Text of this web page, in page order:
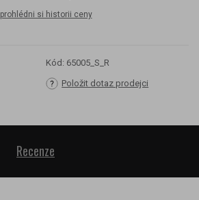
prohlédni si historii ceny
Kód: 65005_S_R
Položit dotaz prodejci
Recenze